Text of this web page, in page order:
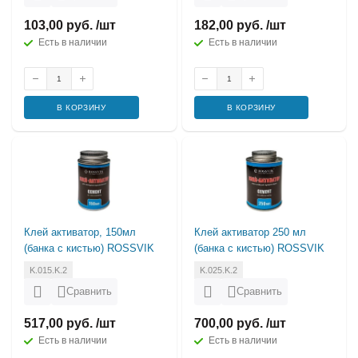
103,00 руб. /шт
Есть в наличии
В КОРЗИНУ
182,00 руб. /шт
Есть в наличии
В КОРЗИНУ
Клей активатор, 150мл
(банка с кистью) ROSSVIK
K.015.K.2
Сравнить
517,00 руб. /шт
Есть в наличии
Клей активатор 250 мл
(банка с кистью) ROSSVIK
K.025.K.2
Сравнить
700,00 руб. /шт
Есть в наличии